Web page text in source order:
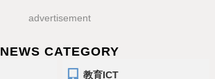
advertisement
NEWS CATEGORY
教育ICT